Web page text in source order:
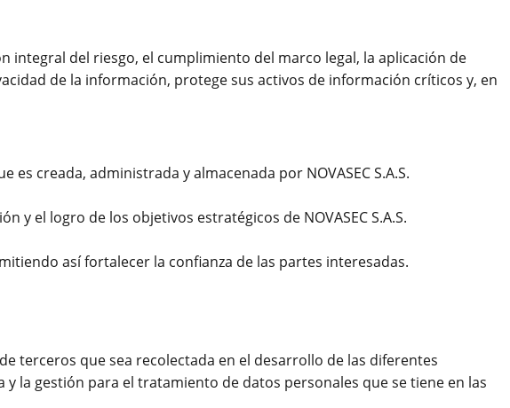
integral del riesgo, el cumplimiento del marco legal, la aplicación de
de la información, protege sus activos de información críticos y, en
creada, administrada y almacenada por NOVASEC S.A.S.
el logro de los objetivos estratégicos de NOVASEC S.A.S.
así fortalecer la confianza de las partes interesadas.
terceros que sea recolectada en el desarrollo de las diferentes
la gestión para el tratamiento de datos personales que se tiene en las